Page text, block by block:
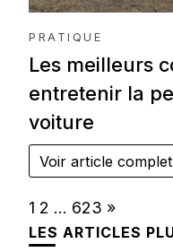
PRATIQUE
Les meilleurs
entretenir la
voiture
Voir article complet
Page:
1 2 … 623 Next
»
LES ARTICLES